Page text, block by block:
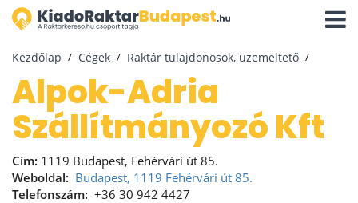
Kezdőlap Cégek Raktár tulajdonosok, üzemeltető
Alpok-Adria
Szállítmányozó Kft
Cím: 1119 Budapest, Fehérvári út 85.
Weboldal: Budapest, 1119 Fehérvári út 85.
Telefonszám: +36 30 942 4427